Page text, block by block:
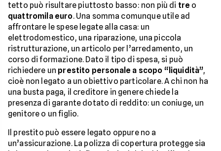
tetto può risultare piuttosto basso: non più di tre o
quattromila euro. Una somma comunque utile ad
affrontare le spese legate alla casa: un
elettrodomestico, una riparazione, una piccola
ristrutturazione, un articolo per l’arredamento, un
corso di formazione. Dato il tipo di spesa, si può
richiedere un prestito personale a scopo “liquidità”,
cioè non legato a un obiettivo particolare. A chi non ha
una busta paga, il creditore in genere chiede la
presenza di garante dotato di reddito: un coniuge, un
genitore o un figlio.
Il prestito può essere legato oppure no a
un’assicurazione. La polizza di copertura protegge sia